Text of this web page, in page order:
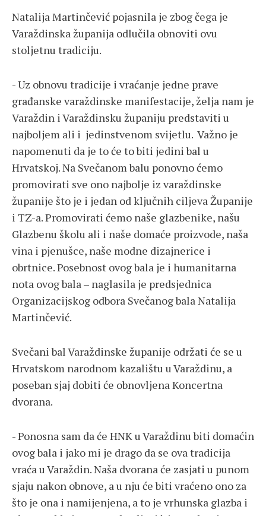
Natalija Martinčević pojasnila je zbog čega je
Varaždinska županija odlučila obnoviti ovu
stoljetnu tradiciju.
- Uz obnovu tradicije i vraćanje jedne prave
građanske varaždinske manifestacije, želja nam je
Varaždin i Varaždinsku županiju predstaviti u
najboljem ali i jedinstvenom svijetlu. Važno je
napomenuti da je to će to biti jedini bal u
Hrvatskoj. Na Svečanom balu ponovno ćemo
promovirati sve ono najbolje iz varaždinske
županije što je i jedan od ključnih ciljeva Županije
i TZ-a. Promovirati ćemo naše glazbenike, našu
Glazbenu školu ali i naše domaće proizvode, naša
vina i pjenušce, naše modne dizajnerice i
obrtnice. Posebnost ovog bala je i humanitarna
nota ovog bala – naglasila je predsjednica
Organizacijskog odbora Svečanog bala Natalija
Martinčević.
Svečani bal Varaždinske županije održati će se u
Hrvatskom narodnom kazalištu u Varaždinu, a
poseban sjaj dobiti će obnovljena Koncertna
dvorana.
- Ponosna sam da će HNK u Varaždinu biti domaćin
ovog bala i jako mi je drago da se ova tradicija
vraća u Varaždin. Naša dvorana će zasjati u punom
sjaju nakon obnove, a u nju će biti vraćeno ono za
što je ona i namijenjena, a to je vrhunska glazba i